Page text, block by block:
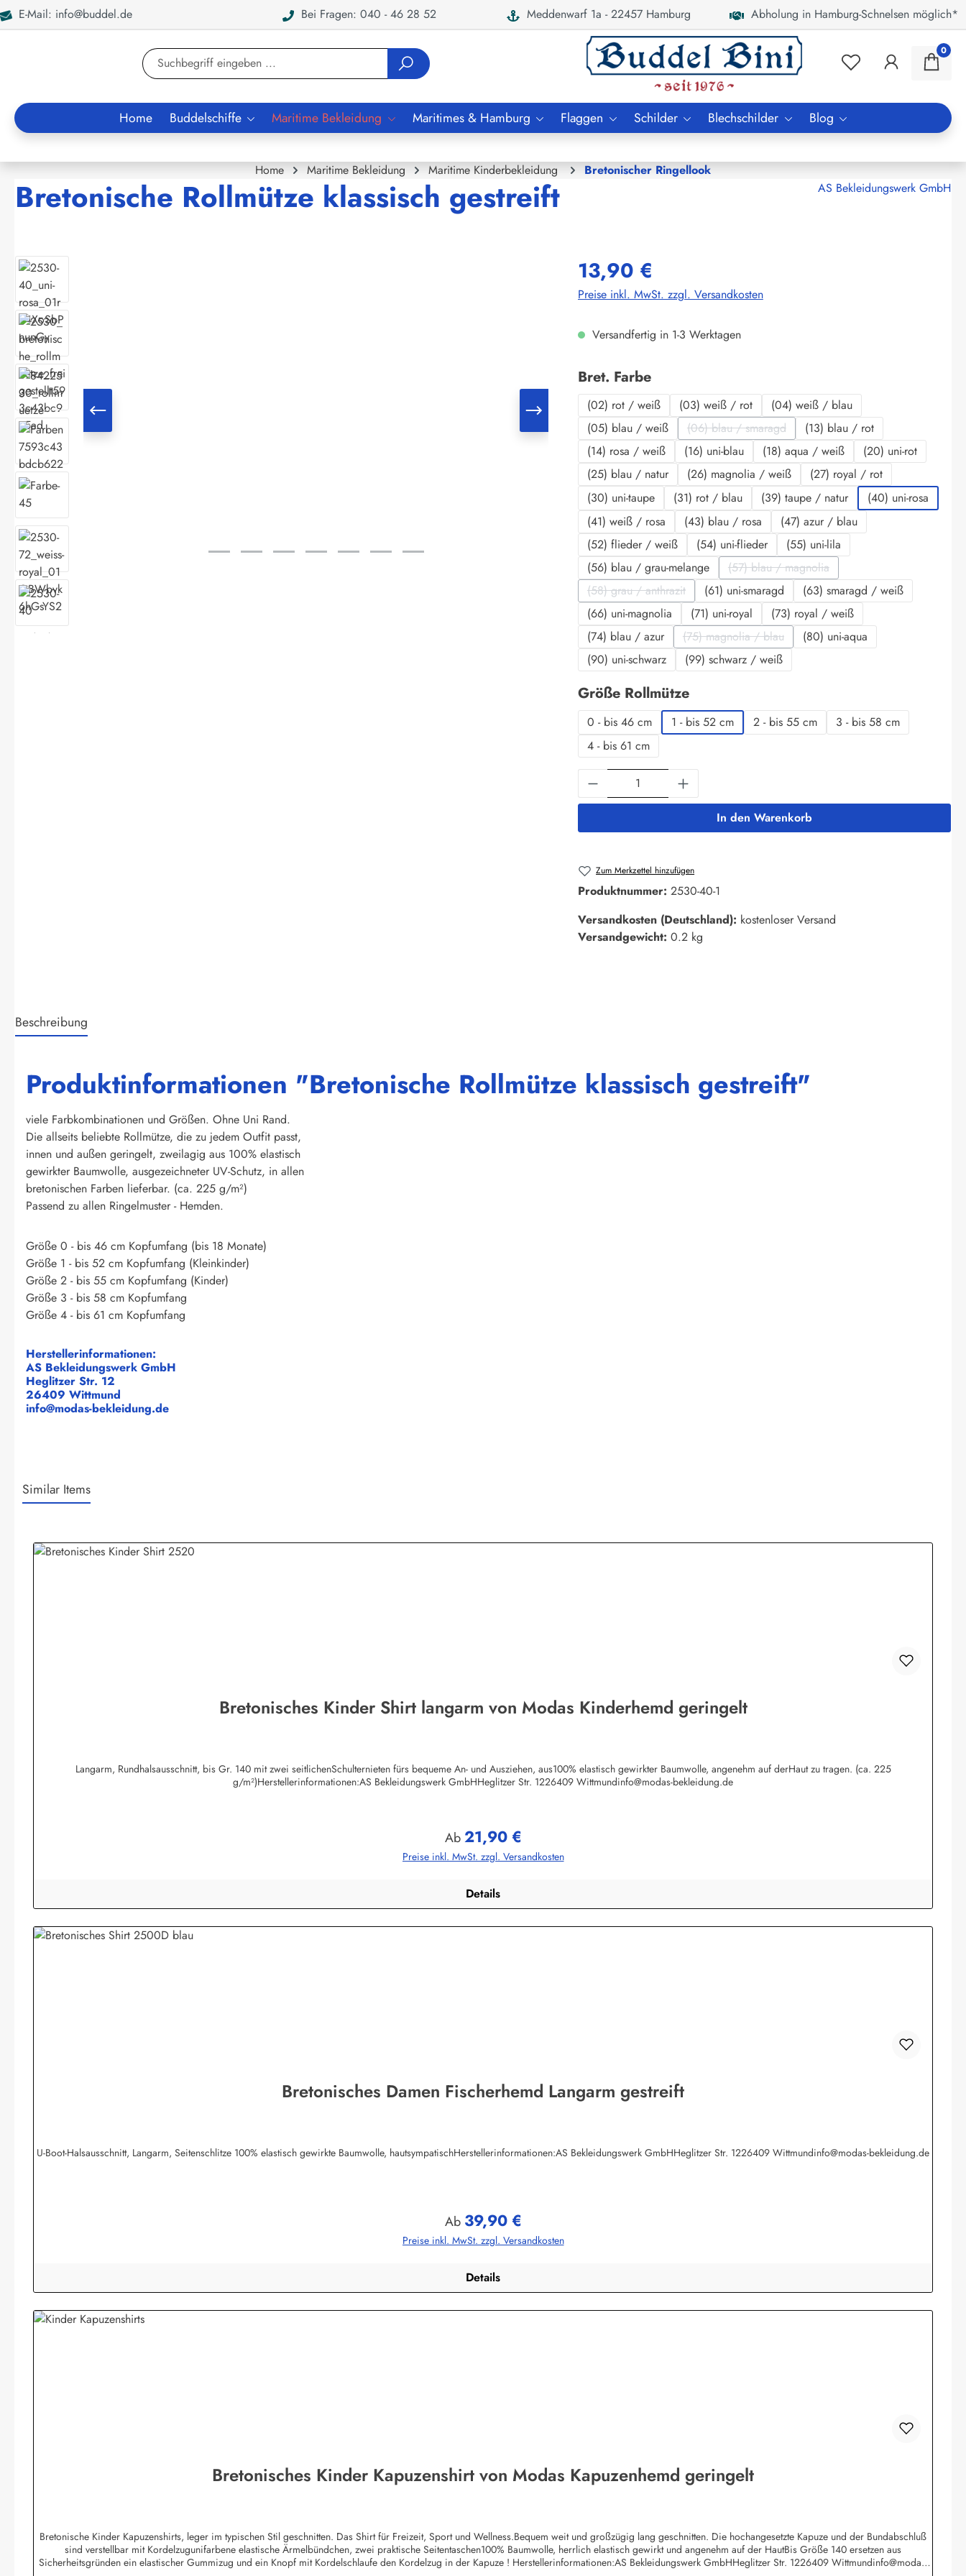
Zur Suche springen
E-Mail: info@buddel.de Bei Fragen: 040 - 46 28 52 Meddenwarf 1a - 22457 Hamburg Abholung in Hamburg-Schnelsen möglich*
0
Home Buddelschiffe Maritime Bekleidung Maritimes & Hamburg Flaggen Schilder Blechschilder Blog
Home Maritime Bekleidung Maritime Kinderbekleidung Bretonischer Ringellook
Bretonische Rollmütze klassisch gestreift AS Bekleidungswerk GmbH
Bildergalerie überspringen 13,90 €
Preise inkl. MwSt. zzgl. Versandkosten
Versandfertig in 1-3 Werktagen
Bret. Farbeauswählen
(02) rot / weiß (03) weiß / rot
(04) weiß / blau
(05) blau / weiß
(06) blau / smaragd
(Diese Option ist zurzeit nicht verfügbar.)
(13) blau / rot
(14) rosa / weiß
(16) uni-blau (18) aqua / weiß
(20) uni-rot
(25) blau / natur
(26) magnolia / weiß
(27) royal / rot
(30) uni-taupe
(31) rot / blau (39) taupe / natur
(40) uni-rosa
(41) weiß / rosa
(43) blau / rosa
(47) azur / blau
(52) flieder / weiß
(54) uni-flieder
(55) uni-lila
(56) blau / grau-melange
(57) blau / magnolia
(Diese Option ist zurzeit nicht verfügbar.)
(58) grau / anthrazit
(Diese Option ist zurzeit nicht verfügbar.)
(61) uni-smaragd
(63) smaragd / weiß
(66) uni-magnolia
(71) uni-royal
(73) royal / weiß
(74) blau / azur
(75) magnolia / blau
(Diese Option ist zurzeit nicht verfügbar.)
(80) uni-aqua
(90) uni-schwarz
(99) schwarz / weiß
Größe Rollmützeauswählen
0 - bis 46 cm 1 - bis 52 cm 2 - bis 55 cm
3 - bis 58 cm
4 - bis 61 cm
Produkt Anzahl: Gib den gewünschten Wert ein
In den Warenkorb
Zum Merkzettel hinzufügen
Produktnummer: 2530-40-1
Versandkosten (Deutschland): kostenloser Versand
Versandgewicht: 0.2 kg
Beschreibung
Produktinformationen "Bretonische Rollmütze klassisch gestreift"
viele Farbkombinationen und Größen. Ohne Uni Rand.
Die allseits beliebte Rollmütze, die zu jedem Outfit passt,
innen und außen geringelt, zweilagig aus 100% elastisch
gewirkter Baumwolle, ausgezeichneter UV-Schutz, in allen
bretonischen Farben lieferbar. (ca. 225 g/m²)
Passend zu allen Ringelmuster - Hemden.
Größe 0 - bis 46 cm Kopfumfang (bis 18 Monate)
Größe 1 - bis 52 cm Kopfumfang (Kleinkinder)
Größe 2 - bis 55 cm Kopfumfang (Kinder)
Größe 3 - bis 58 cm Kopfumfang
Größe 4 - bis 61 cm Kopfumfang
Herstellerinformationen:
AS Bekleidungswerk GmbH
Heglitzer Str. 12
26409 Wittmund
info@modas-bekleidung.de
Similar Items
Bretonisches Kinder Shirt langarm von Modas Kinderhemd geringelt
Langarm, Rundhalsausschnitt, bis Gr. 140 mit zwei seitlichenSchulternieten fürs bequeme An- und Ausziehen, aus100% elastisch gewirkter Baumwolle, angenehm auf derHaut zu tragen. (ca. 225
g/m²)Herstellerinformationen:AS Bekleidungswerk GmbHHeglitzer Str. 1226409 Wittmundinfo@modas-bekleidung.de
Regulärer Preis:
Ab21,90 €
Preise inkl. MwSt. zzgl. Versandkosten
Details
Bretonisches Damen Fischerhemd Langarm gestreift
U-Boot-Halsausschnitt, Langarm, Seitenschlitze 100% elastisch gewirkte Baumwolle, hautsympatischHerstellerinformationen:AS Bekleidungswerk GmbHHeglitzer Str. 1226409 Wittmundinfo@modas-bekleidung.de
Regulärer Preis:
Ab 39,90 €
Preise inkl. MwSt. zzgl. Versandkosten
Details
Bretonisches Kinder Kapuzenshirt von Modas Kapuzenhemd geringelt
Bretonische Kinder Kapuzenshirts, leger im typischen Stil geschnitten. Das Shirt für Freizeit, Sport und Wellness.Bequem weit und großzügig lang geschnitten. Die hochangesetzte Kapuze und der Bundabschluß
sind verstellbar mit Kordelzugunifarbene elastische Ärmelbündchen, zwei praktische Seitentaschen100% Baumwolle, herrlich elastisch gewirkt und angenehm auf der HautBis Größe 140 ersetzen aus
Sicherheitsgründen ein elastischer Gummizug und ein Knopf mit Kordelschlaufe den Kordelzug in der Kapuze ! Herstellerinformationen:AS Bekleidungswerk GmbHHeglitzer Str. 1226409 Wittmundinfo@modas-